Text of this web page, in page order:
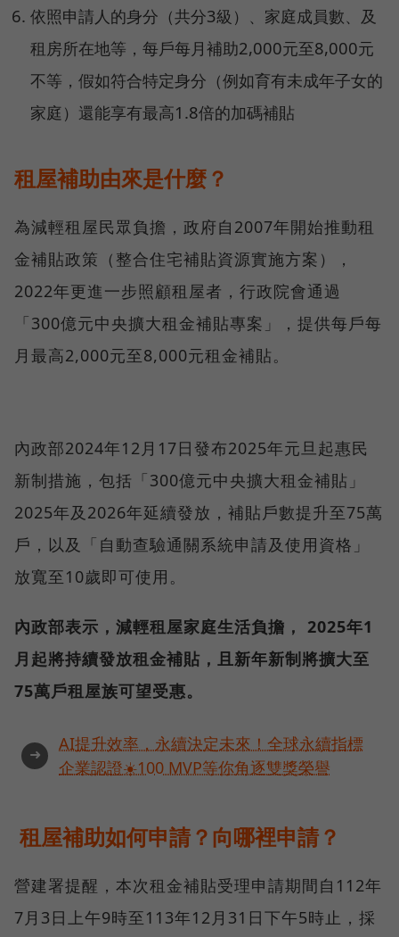
依照申請人的身分（共分3級）、家庭成員數、及
租房所在地等，每戶每月補助2,000元至8,000元
不等，假如符合特定身分（例如育有未成年子女的
家庭）還能享有最高1.8倍的加碼補貼
租屋補助由來是什麼？
為減輕租屋民眾負擔，政府自2007年開始推動租
金補貼政策（整合住宅補貼資源實施方案），
2022年更進一步照顧租屋者，行政院會通過
「300億元中央擴大租金補貼專案」，提供每戶每
月最高2,000元至8,000元租金補貼。
內政部2024年12月17日發布2025年元旦起惠民
新制措施，包括「300億元中央擴大租金補貼」
2025年及2026年延續發放，補貼戶數提升至75萬
戶，以及「自動查驗通關系統申請及使用資格」
放寬至10歲即可使用。
內政部表示，減輕租屋家庭生活負擔， 2025年1
月起將持續發放租金補貼，且新年新制將擴大至
75萬戶租屋族可望受惠。
➜
AI提升效率，永續決定未來！全球永續指標
企業認證☀️100 MVP等你角逐雙獎榮譽
租屋補助如何申請？向哪裡申請？
營建署提醒，本次租金補貼受理申請期間自112年
7月3日上午9時至113年12月31日下午5時止，採